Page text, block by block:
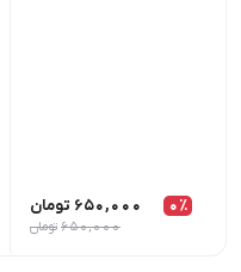
0٪ 650,000 تومان
650,000 تومان